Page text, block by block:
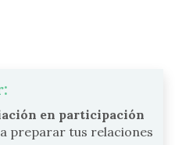
en participación
preparar tus relaciones